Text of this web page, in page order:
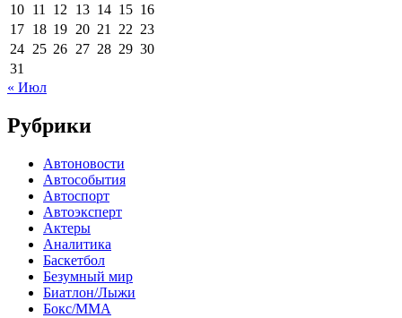
10 11 12 13 14 15 16
17 18 19 20 21 22 23
24 25 26 27 28 29 30
31
« Июл
Рубрики
Автоновости
Автособытия
Автоспорт
Автоэксперт
Актеры
Аналитика
Баскетбол
Безумный мир
Биатлон/Лыжи
Бокс/MMA